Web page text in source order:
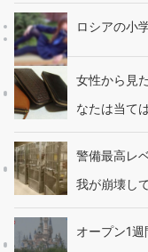
ロシアの小
女性から見
なたは当て
警備最高レ
我が崩壊し
オープン1